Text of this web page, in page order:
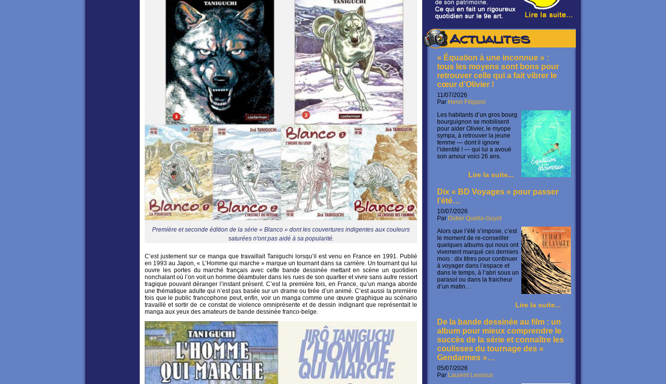
Actualités
« Équation à une inconnue » :
tous les moyens sont bons pour
retrouver celle qui a fait vibrer le
cœur d’Olivier !
11/07/2026
Par Henri Filippini
Les habitants d’un gros bourg
bourguignon se mobilisent
pour aider Olivier, le myope
sympa, à retrouver la jeune
femme — dont il ignore
l’identité ! — qui lui a avoué
son amour voici 26 ans.
Lire la suite...
Dix « BD Voyages » pour passer
l’été…
10/07/2026
Par Didier Quella-Guyot
Alors que l’été s’impose, c’est
le moment de re-conseiller
quelques albums qui nous ont
vivement marqué ces derniers
mois : dix titres pour continuer
à voyager dans l’espace et
dans le temps, à l’abri sous un
parasol ou dans la fraicheur
d’un matin…
Lire la suite...
De la bande dessinée au film : un
album pour mieux comprendre le
succès de la série et connaître les
coulisses du tournage des «
Gendarmes »…
05/07/2026
Par Laurent Lessous
Première et seconde édition de la série « Blanco » dont les couvertures indigentes aux couleurs
saturées n'ont pas aidé à sa popularité.
C’est justement sur ce manga que travaillait Taniguchi lorsqu’il est venu en France en 1991. Publié
en 1993 au Japon, « L’Homme qui marche » marque un tournant dans sa carrière. Un tournant qui lui
ouvre les portes du marché français avec cette bande dessinée mettant en scène un quotidien
nonchalant où l’on voit un homme déambuler dans les rues de son quartier et vivre sans autre ressort
tragique pouvant déranger l’instant présent. C’est la première fois, en France, qu’un manga aborde
une thématique adulte qui n’est pas basée sur un drame ou tirée d’un animé. C’est aussi la première
fois que le public francophone peut, enfin, voir un manga comme une œuvre graphique au scénario
travaillé et sortir de ce constat de violence omniprésente et de dessin indignant que représentait le
manga aux yeux des amateurs de bande dessinée franco-belge.